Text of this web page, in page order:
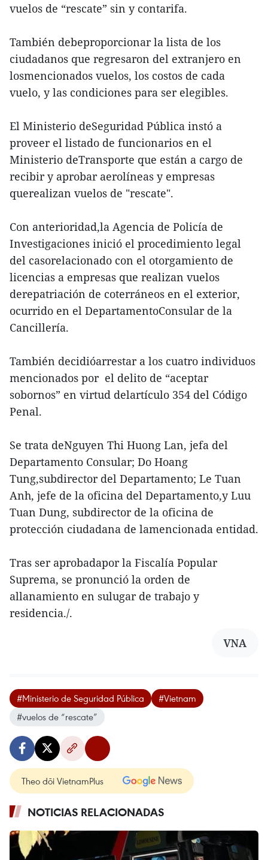
vuelos de “rescate” sin y contarifa.
También debeproporcionar la lista de los
ciudadanos que regresaron del extranjero en
losmencionados vuelos, los costos de cada
vuelo, y las condiciones para ser elegibles.
El Ministerio deSeguridad Pública instó a
proveer el listado de funcionarios en el
Ministerio deTransporte que están a cargo de
recibir y aprobar aerolíneas y empresas
querealizan vuelos de "rescate".
Con anterioridad,la Agencia de Policía de
Investigaciones inició el procedimiento legal
del casorelacionado con el otorgamiento de
licencias a empresas que realizan vuelos
derepatriación de coterráneos en el exterior,
ocurrido en el DepartamentoConsular de la
Cancillería.
También decidióarrestar a los cuatro individuos
mencionados por el delito de “aceptar
sobornos” en virtud delartículo 354 del Código
Penal.
Se trata deNguyen Thi Huong Lan, jefa del
Departamento Consular; Do Hoang
Tung,subdirector del Departamento; Le Tuan
Anh, jefe de la oficina del Departamento,y Luu
Tuan Dung, subdirector de la oficina de
protección ciudadana de lamencionada entidad.
Tras ser aprobadapor la Fiscalía Popular
Suprema, se pronunció la orden de
allanamiento en sulugar de trabajo y
residencia./.
VNA
#Ministerio de Seguridad Pública
#Vietnam
#vuelos de “rescate”
Theo dõi VietnamPlus
NOTICIAS RELACIONADAS